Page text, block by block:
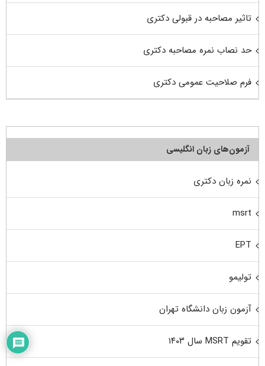
تاثیر مصاحبه در قبولی دکتری
حد نصاب نمره مصاحبه دکتری
فرم صلاحیت عمومی دکتری
آزمون‌های زبان انگلیسی
نمره زبان دکتری
msrt
EPT
تولیمو
آزمون زبان دانشگاه تهران
تقویم MSRT سال ۱۴۰۳